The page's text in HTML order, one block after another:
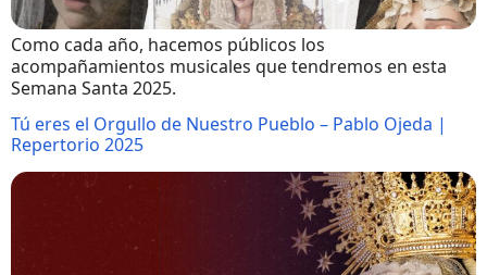
Como cada año, hacemos públicos los
acompañamientos musicales que tendremos en esta
Semana Santa 2025.
Tú eres el Orgullo de Nuestro Pueblo – Pablo Ojeda |
Repertorio 2025